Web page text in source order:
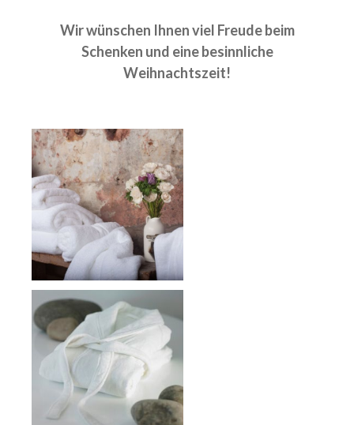
Wir wünschen Ihnen viel Freude beim
Schenken und eine besinnliche
Weihnachtszeit!